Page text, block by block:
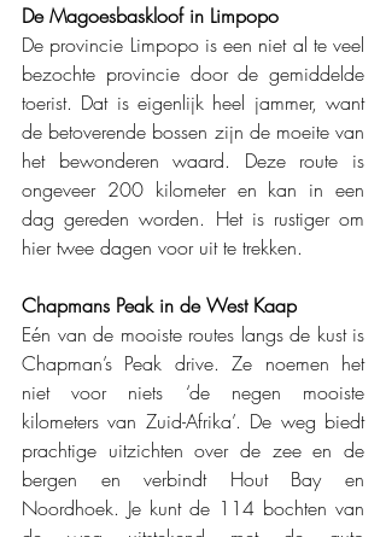
De Magoesbaskloof in Limpopo
De provincie Limpopo is een niet al te veel
bezochte provincie door de gemiddelde
toerist. Dat is eigenlijk heel jammer, want
de betoverende bossen zijn de moeite van
het bewonderen waard. Deze route is
ongeveer 200 kilometer en kan in een
dag gereden worden. Het is rustiger om
hier twee dagen voor uit te trekken.
Chapmans Peak in de West Kaap
Eén van de mooiste routes langs de kust is
Chapman’s Peak drive. Ze noemen het
niet voor niets ‘de negen mooiste
kilometers van Zuid-Afrika’. De weg biedt
prachtige uitzichten over de zee en de
bergen en verbindt Hout Bay en
Noordhoek. Je kunt de 114 bochten van